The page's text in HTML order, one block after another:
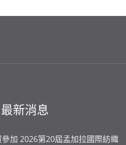
最新消息
加 2026第20屆孟加拉國際紡織